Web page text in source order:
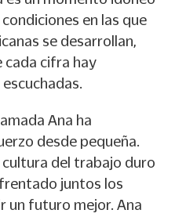
en las que
se desarrollan,
cada cifra hay
Ana ha
desde pequeña.
cultura del trabajo duro
juntos los
un futuro mejor. Ana